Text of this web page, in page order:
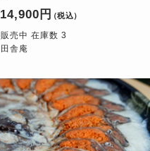
14,900円 （税込）
販売中 在庫数 3
田舎庵